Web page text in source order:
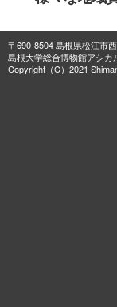
〒690-8504 島根県松江市
島根大学総合博物館アシカ
Copyright（C）2021